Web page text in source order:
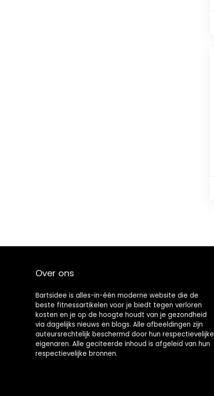
Over ons
Bartsidee is alles-in-één moderne website die de
beste fitnessartikelen voor je biedt tegen verloren
kosten en je op de hoogte houdt van je gezondheid
via dagelijks nieuws en blogs. Alle afbeeldingen zijn
auteursrechtelijk beschermd door hun respectievelijke
eigenaren. Alle geciteerde inhoud is afgeleid van hun
respectievelijke bronnen.